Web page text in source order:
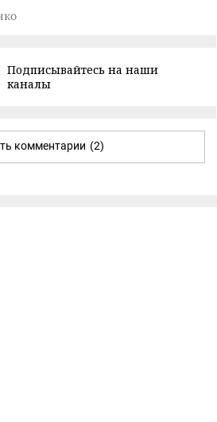
Подписывайтесь на наши
каналы
комментарии (2)